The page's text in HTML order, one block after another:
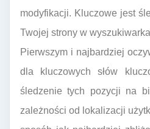
modyfikacji. Kluczowe jest
Twojej strony w
Pierwszym i najbardziej
dla kluczowych słów
śledzenie tych pozycji na
zależności od lokalizacji